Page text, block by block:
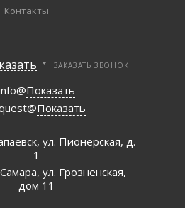
Контакты
ЗАКАЗАТЬ ЗВОНОК
Показать
Показать
ул. Пионерская, д.
1
ул. Грозненская,
дом 11